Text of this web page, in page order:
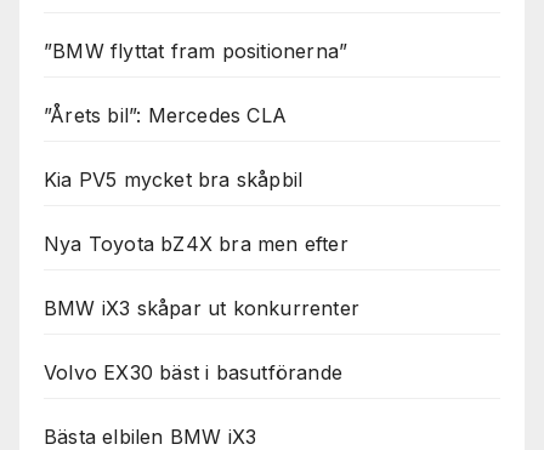
”BMW flyttat fram positionerna”
”Årets bil”: Mercedes CLA
Kia PV5 mycket bra skåpbil
Nya Toyota bZ4X bra men efter
BMW iX3 skåpar ut konkurrenter
Volvo EX30 bäst i basutförande
Bästa elbilen BMW iX3